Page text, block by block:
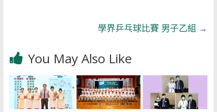
學界乒乓球比賽 男子乙組 →
You May Also Like